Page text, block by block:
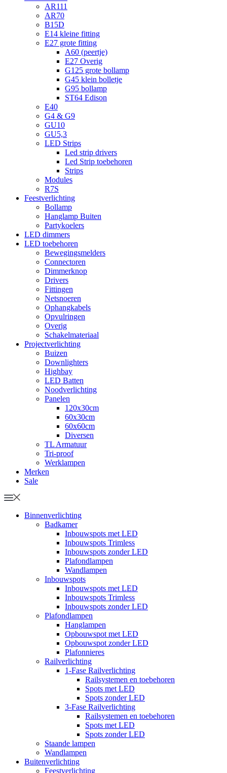
AR111
AR70
B15D
E14 kleine fitting
E27 grote fitting
A60 (peertje)
E27 Overig
G125 grote bollamp
G45 klein bolletje
G95 bollamp
ST64 Edison
E40
G4 & G9
GU10
GU5,3
LED Strips
Led strip drivers
Led Strip toebehoren
Strips
Modules
R7S
Feestverlichting
Bollamp
Hanglamp Buiten
Partykoelers
LED dimmers
LED toebehoren
Bewegingsmelders
Connectoren
Dimmerknop
Drivers
Fittingen
Netsnoeren
Ophangkabels
Opvulringen
Overig
Schakelmateriaal
Projectverlichting
Buizen
Downlighters
Highbay
LED Batten
Noodverlichting
Panelen
120x30cm
60x30cm
60x60cm
Diversen
TL Armatuur
Tri-proof
Werklampen
Merken
Sale
Binnenverlichting
Badkamer
Inbouwspots met LED
Inbouwspots Trimless
Inbouwspots zonder LED
Plafondlampen
Wandlampen
Inbouwspots
Inbouwspots met LED
Inbouwspots Trimless
Inbouwspots zonder LED
Plafondlampen
Hanglampen
Opbouwspot met LED
Opbouwspot zonder LED
Plafonnieres
Railverlichting
1-Fase Railverlichting
Railsystemen en toebehoren
Spots met LED
Spots zonder LED
3-Fase Railverlichting
Railsystemen en toebehoren
Spots met LED
Spots zonder LED
Staande lampen
Wandlampen
Buitenverlichting
Feestverlichting